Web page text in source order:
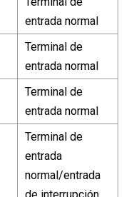
entrada normal
Terminal de
entrada normal
Terminal de
entrada normal
Terminal de
entrada
normal/entrada
de interrupción